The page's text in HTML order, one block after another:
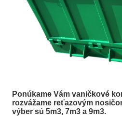
Ponúkame Vám vaničkové
rozvážame reťazovým
výber sú 5m3, 7m3 a 9m3.